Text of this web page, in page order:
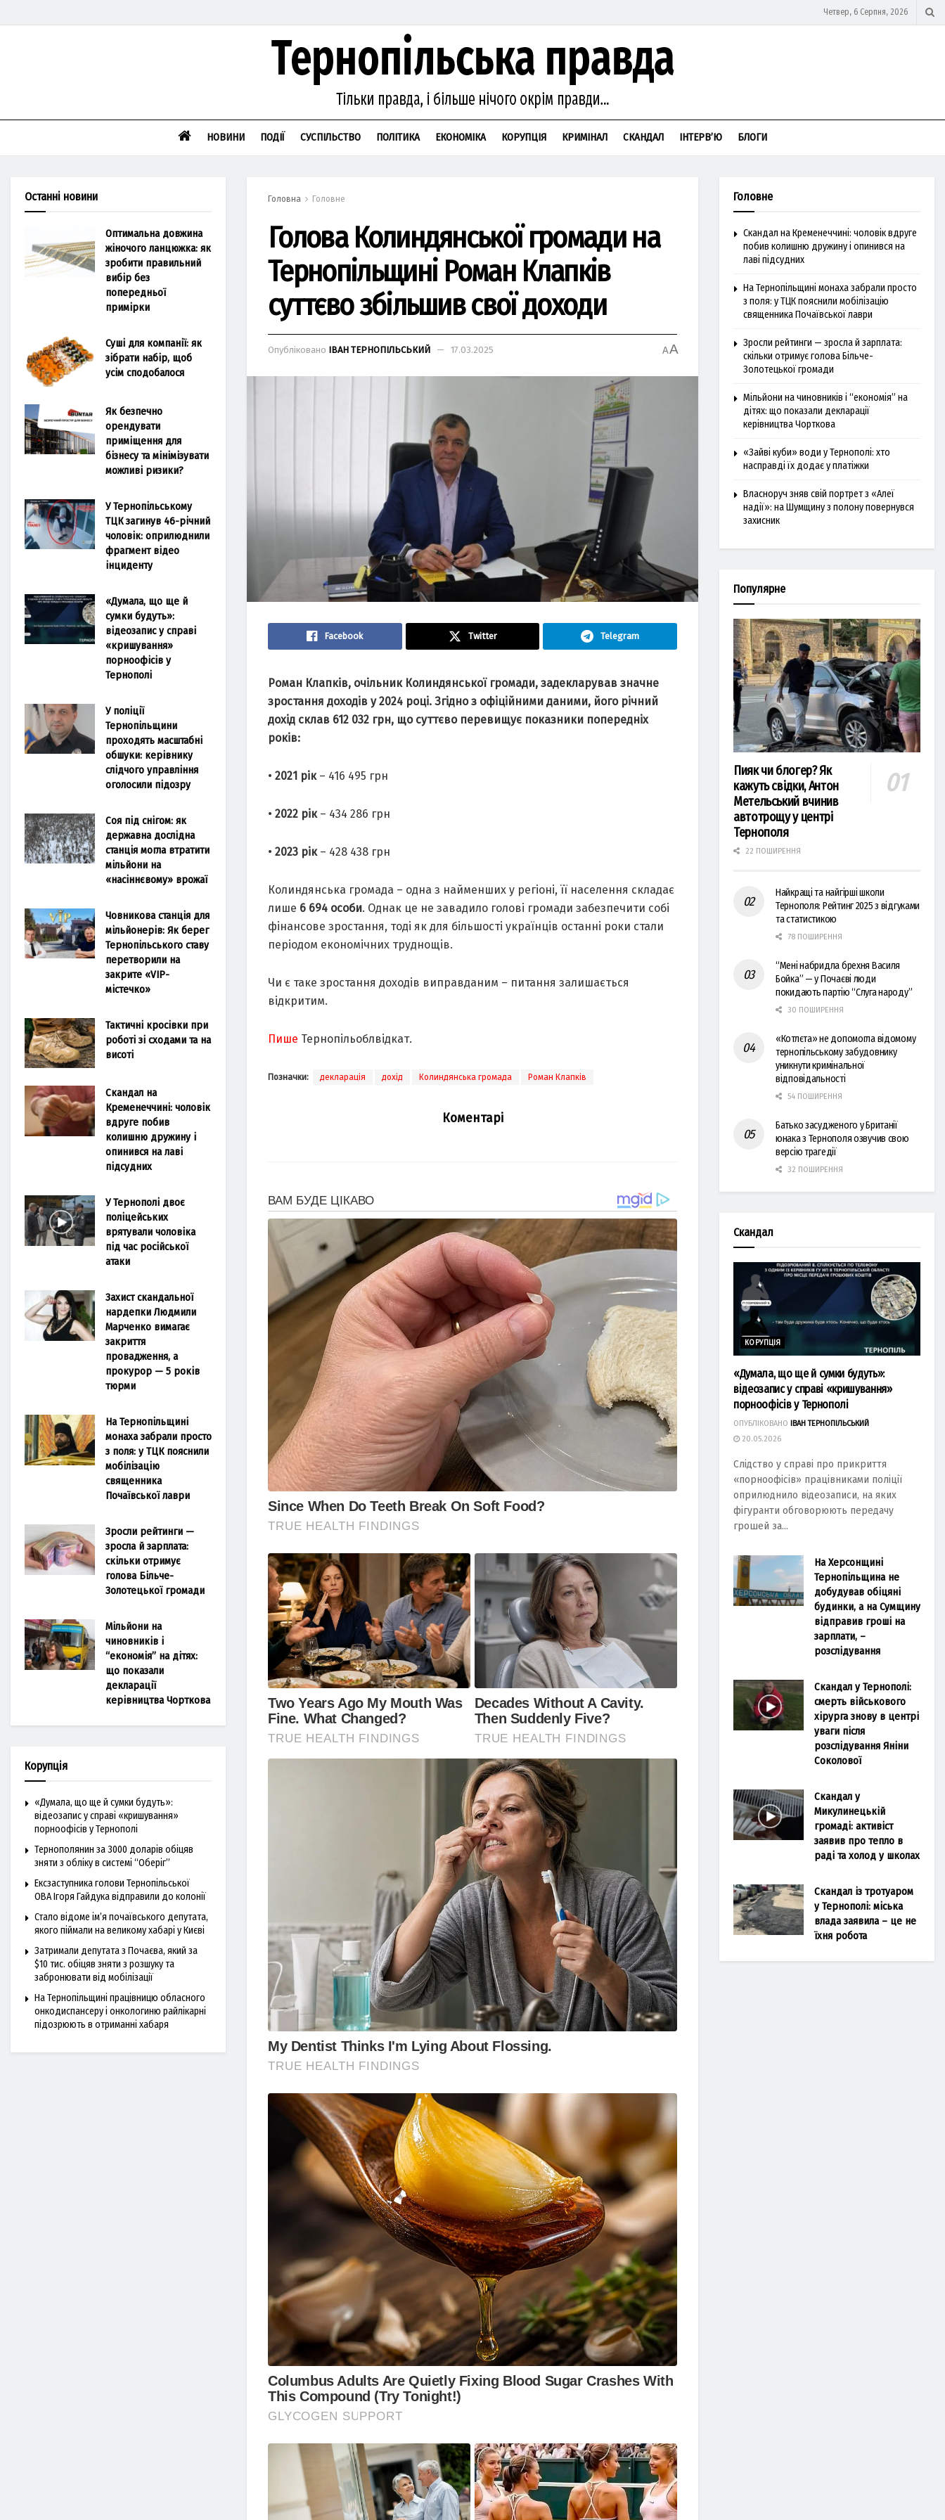
Четвер, 6 Серпня, 2026
НОВИНИ ПОДІЇ СУСПІЛЬСТВО ПОЛІТИКА ЕКОНОМІКА КОРУПЦІЯ КРИМІНАЛ СКАНДАЛ ІНТЕРВ’Ю БЛОГИ
Головна Головне
Голова Колиндянської громади на
Тернопільщині Роман Клапків
суттєво збільшив свої доходи
Опубліковано ІВАН ТЕРНОПІЛЬСЬКИЙ 17.03.2025 AA
Facebook Twitter Telegram
Роман Клапків, очільник Колиндянської громади, задекларував значне
зростання доходів у 2024 році. Згідно з офіційними даними, його річний
дохід склав 612 032 грн, що суттєво перевищує показники попередніх
років:
• 2021 рік – 416 495 грн
• 2022 рік – 434 286 грн
• 2023 рік – 428 438 грн
Колиндянська громада – одна з найменших у регіоні, її населення складає
лише 6 694 особи. Однак це не завадило голові громади забезпечити собі
фінансове зростання, тоді як для більшості українців останні роки стали
періодом економічних труднощів.
Чи є таке зростання доходів виправданим – питання залишається
відкритим.
Пише Тернопільоблвідкат.
Позначки: декларація дохід Колиндянська громада Роман Клапків
Коментарі
Останні новини
Оптимальна довжина
жіночого ланцюжка: як
зробити правильний
вибір без
попередньої
примірки
Суші для компанії: як
зібрати набір, щоб
усім сподобалося
Як безпечно
орендувати
приміщення для
бізнесу та мінімізувати
можливі ризики?
У Тернопільському
ТЦК загинув 46-річний
чоловік: оприлюднили
фрагмент відео
інциденту
«Думала, що ще й
сумки будуть»:
відеозапис у справі
«кришування»
порноофісів у
Тернополі
У поліції
Тернопільщини
проходять масштабні
обшуки: керівнику
слідчого управління
оголосили підозру
Соя під снігом: як
державна дослідна
станція могла втратити
мільйони на
«насіннєвому» врожаї
Човникова станція для
мільйонерів: Як берег
Тернопільського ставу
перетворили на
закрите «VIP-
містечко»
Тактичні кросівки при
роботі зі сходами та на
висоті
Скандал на
Кременеччині: чоловік
вдруге побив
колишню дружину і
опинився на лаві
підсудних
У Тернополі двоє
поліцейських
врятували чоловіка
під час російської
атаки
Захист скандальної
нардепки Людмили
Марченко вимагає
закриття
провадження, а
прокурор — 5 років
тюрми
На Тернопільщині
монаха забрали просто
з поля: у ТЦК пояснили
мобілізацію
священника
Почаївської лаври
Зросли рейтинги —
зросла й зарплата:
скільки отримує
голова Більче-
Золотецької громади
Мільйони на
чиновників і
“економія” на дітях:
що показали
декларації
керівництва Чорткова
Корупція
«Думала, що ще й сумки будуть»:
відеозапис у справі «кришування»
порноофісів у Тернополі
Тернополянин за 3000 доларів обіцяв
зняти з обліку в системі “Оберіг”
Ексзаступника голови Тернопільської
ОВА Ігоря Гайдука відправили до колонії
Стало відоме ім’я почаївського депутата,
якого піймали на великому хабарі у Києві
Затримали депутата з Почаєва, який за
$10 тис. обіцяв зняти з розшуку та
забронювати від мобілізації
На Тернопільщині працівницю обласного
онкодиспансеру і онкологиню райлікарні
підозрюють в отриманні хабаря
Головне
Скандал на Кременеччині: чоловік вдруге
побив колишню дружину і опинився на
лаві підсудних
На Тернопільщині монаха забрали просто
з поля: у ТЦК пояснили мобілізацію
священника Почаївської лаври
Зросли рейтинги — зросла й зарплата:
скільки отримує голова Більче-
Золотецької громади
Мільйони на чиновників і “економія” на
дітях: що показали декларації
керівництва Чорткова
«Зайві куби» води у Тернополі: хто
насправді їх додає у платіжки
Власноруч зняв свій портрет з «Алеї
надії»: на Шумщину з полону повернувся
захисник
Популярне
Пияк чи блогер? Як
кажуть свідки, Антон
Метельський вчинив
автотрощу у центрі
Тернополя
22 ПОШИРЕННЯ
Найкращі та найгірші школи
Тернополя: Рейтинг 2025 з відгуками
та статистикою
78 ПОШИРЕННЯ
“Мені набридла брехня Василя
Бойка” — у Почаєві люди
покидають партію “Слуга народу”
30 ПОШИРЕННЯ
«Котлєта» не допомогла відомому
тернопільському забудовнику
уникнути кримінальної
відповідальності
54 ПОШИРЕННЯ
Батько засудженого у Британії
юнака з Тернополя озвучив свою
версію трагедії
32 ПОШИРЕННЯ
Скандал
КОРУПЦІЯ
«Думала, що ще й сумки будуть»:
відеозапис у справі «кришування»
порноофісів у Тернополі
ОПУБЛІКОВАНО
ІВАН ТЕРНОПІЛЬСЬКИЙ
20.05.2026
Слідство у справі про прикриття
«порноофісів» працівниками поліції
оприлюднило відеозаписи, на яких
фігуранти обговорюють передачу
грошей за...
На Херсонщині
Тернопільщина не
добудував обіцяні
будинки, а на Сумщину
відправив гроші на
зарплати, –
розслідування
Скандал у Тернополі:
смерть військового
хірурга знову в центрі
уваги після
розслідування Яніни
Соколової
Скандал у
Микулинецькій
громаді: активіст
заявив про тепло в
раді та холод у школах
Скандал із тротуаром
у Тернополі: міська
влада заявила – це не
їхня робота